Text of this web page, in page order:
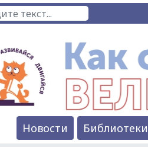
Новости Библиотеки